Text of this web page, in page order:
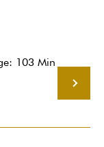
103 Min